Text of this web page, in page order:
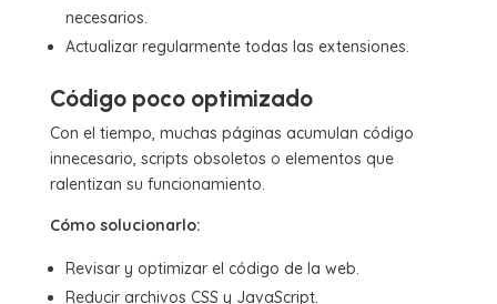
necesarios.
Actualizar regularmente todas las extensiones.
Código poco optimizado
Con el tiempo, muchas páginas acumulan código
innecesario, scripts obsoletos o elementos que
ralentizan su funcionamiento.
Cómo solucionarlo:
Revisar y optimizar el código de la web.
Reducir archivos CSS y JavaScript.